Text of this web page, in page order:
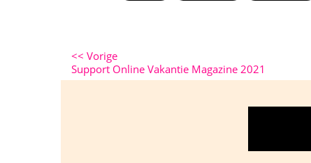
<< Vorige
Support Online Vakantie Magazine 2021